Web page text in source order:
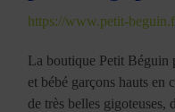
https://www.petit-
La boutique Petit Béguin
et bébé garçons hauts en
de très belles gigoteuses,